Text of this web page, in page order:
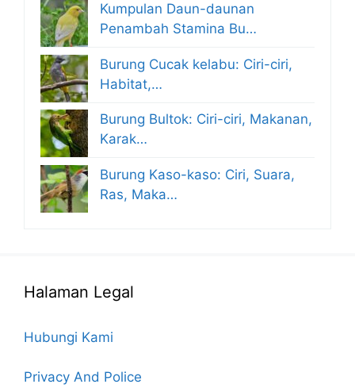
Kumpulan Daun-daunan
Penambah Stamina Bu…
Burung Cucak kelabu: Ciri-ciri,
Habitat,…
Burung Bultok: Ciri-ciri, Makanan,
Karak…
Burung Kaso-kaso: Ciri, Suara,
Ras, Maka…
Halaman Legal
Hubungi Kami
Privacy And Police